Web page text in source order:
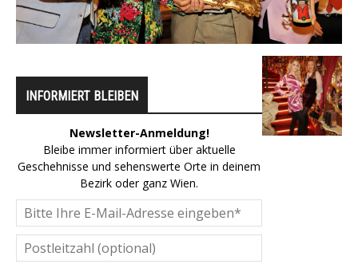
INFORMIERT BLEIBEN
Newsletter-Anmeldung!
Bleibe immer informiert über aktuelle
Geschehnisse und sehenswerte Orte in deinem
Bezirk oder ganz Wien.